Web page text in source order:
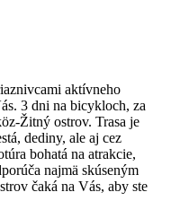
aktívneho
3 dni na bicykloch, za
Žitný ostrov. Trasa je
dediny, ale aj cez
bohatá na atrakcie,
najmä skúseným
čaká na Vás, aby ste